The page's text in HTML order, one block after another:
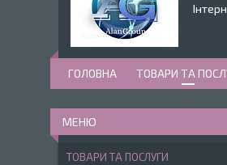
ГОЛОВНА ТОВАРИ ТА
ТОВАРИ ТА ПОСЛУГИ